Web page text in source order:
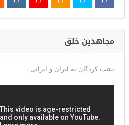
مجاهدین خلق
پشت کردگان به ایران و ایرانی.